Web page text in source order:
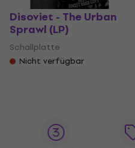
Disoviet - The Urban
Sprawl (LP)
Schallplatte
Nicht verfügbar